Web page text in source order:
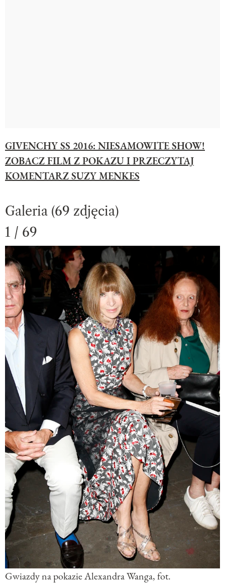
GIVENCHY SS 2016: NIESAMOWITE SHOW!
ZOBACZ FILM Z POKAZU I PRZECZYTAJ
KOMENTARZ SUZY MENKES
Galeria (69 zdjęcia)
1 / 69
Gwiazdy na pokazie Alexandra Wanga, fot.